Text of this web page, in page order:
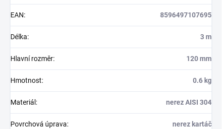
EAN: 8596497107695
Délka: 3 m
Hlavní rozměr: 120 mm
Hmotnost: 0.6 kg
Materiál : nerez AISI 304
Povrchová úprava: nerez kartáč